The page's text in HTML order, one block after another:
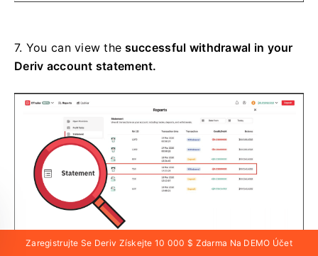
7. You can view the successful withdrawal in your
Deriv account statement.
Zaregistrujte Se Deriv Získejte 10 000 $ Zdarma Na DEMO Účet